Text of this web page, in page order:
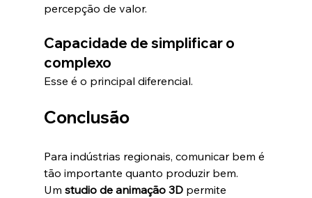
percepção de valor.
Capacidade de simplificar o
complexo
Esse é o principal diferencial.
Conclusão
Para indústrias regionais, comunicar bem é
tão importante quanto produzir bem.
Um studio de animação 3D permite